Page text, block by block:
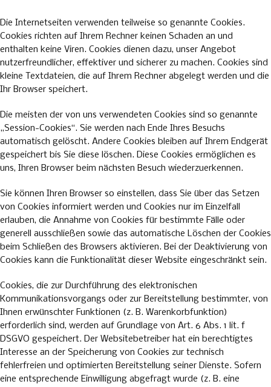
Die Internetseiten verwenden teilweise so genannte Cookies.
Cookies richten auf Ihrem Rechner keinen Schaden an und
enthalten keine Viren. Cookies dienen dazu, unser Angebot
nutzerfreundlicher, effektiver und sicherer zu machen. Cookies sind
kleine Textdateien, die auf Ihrem Rechner abgelegt werden und die
Ihr Browser speichert.
Die meisten der von uns verwendeten Cookies sind so genannte
„Session-Cookies“. Sie werden nach Ende Ihres Besuchs
automatisch gelöscht. Andere Cookies bleiben auf Ihrem Endgerät
gespeichert bis Sie diese löschen. Diese Cookies ermöglichen es
uns, Ihren Browser beim nächsten Besuch wiederzuerkennen.
Sie können Ihren Browser so einstellen, dass Sie über das Setzen
von Cookies informiert werden und Cookies nur im Einzelfall
erlauben, die Annahme von Cookies für bestimmte Fälle oder
generell ausschließen sowie das automatische Löschen der Cookies
beim Schließen des Browsers aktivieren. Bei der Deaktivierung von
Cookies kann die Funktionalität dieser Website eingeschränkt sein.
Cookies, die zur Durchführung des elektronischen
Kommunikationsvorgangs oder zur Bereitstellung bestimmter, von
Ihnen erwünschter Funktionen (z. B. Warenkorbfunktion)
erforderlich sind, werden auf Grundlage von Art. 6 Abs. 1 lit. f
DSGVO gespeichert. Der Websitebetreiber hat ein berechtigtes
Interesse an der Speicherung von Cookies zur technisch
fehlerfreien und optimierten Bereitstellung seiner Dienste. Sofern
eine entsprechende Einwilligung abgefragt wurde (z. B. eine